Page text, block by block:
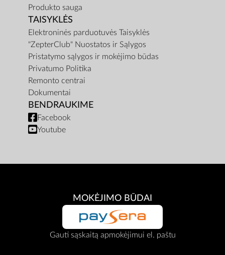
Produkto sauga
TAISYKLĖS
Elektroninės parduotuvės Taisyklės
"ZepterClub" Nuostatos ir Sąlygos
Pristatymo sąlygos ir mokėjimo būdas
Privatumo Politika
Remonto centrai
Dokumentai
BENDRAUKIME
Facebook
Youtube
MOKĖJIMO BŪDAI
Gauti sąskaitą apmokėjimui el. paštu